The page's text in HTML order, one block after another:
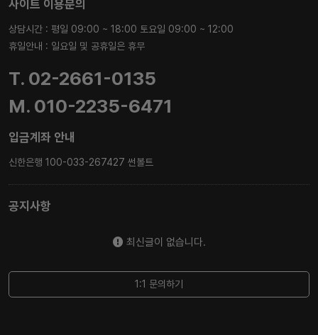
사이트 이용문의
상담시간 : 평일 09:00 ~ 18:00 토요일 09:00 ~ 12:00
휴일안내 : 일요일 및 공휴일은 휴무
T. 02-2661-0135
M. 010-2235-6471
입금계좌 안내
신한은행 100-033-267427 썬볼트
공지사항
최신글이 없습니다.
1:1 문의하기